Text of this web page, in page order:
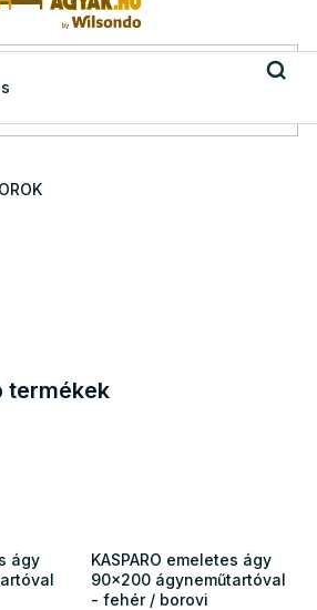
termékek
ágy
KASPARO emeletes ágy
90x200 ágyneműtartóval
- fehér / borovi